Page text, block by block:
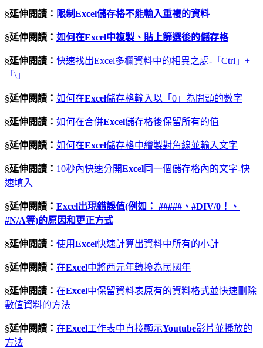
§延伸閱讀： 限制Excel儲存格不能輸入重複的資料
§延伸閱讀： 如何在Excel中複製、貼上篩選後的儲存格
§延伸閱讀： 快速找出Excel多欄資料中的相異之處-「Ctrl」+
「\」
§延伸閱讀： 如何在Excel儲存格輸入以「0」為開頭的數字
§延伸閱讀： 如何在合併Excel儲存格後保留所有的值
§延伸閱讀： 如何在Excel儲存格中繪製對角線並輸入文字
§延伸閱讀： 10秒內快速分開Excel同一個儲存格內的文字-快
速填入
§延伸閱讀： Excel出現錯誤值(例如： #####、#DIV/0！、
#N/A等)的原因和更正方式
§延伸閱讀： 使用Excel快速計算出資料中所有的小計
§延伸閱讀： 在Excel中將西元年轉換為民國年
§延伸閱讀： 在Excel中保留資料表原有的資料格式並快速刪除
數值資料的方法
§延伸閱讀： 在Excel工作表中直接顯示Youtube影片並播放的
方法